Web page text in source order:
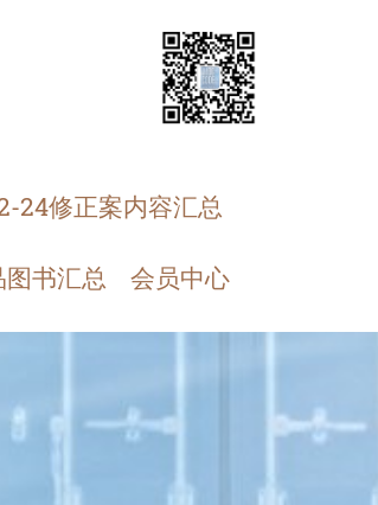
24修正案内容汇总
书汇总 会员中心